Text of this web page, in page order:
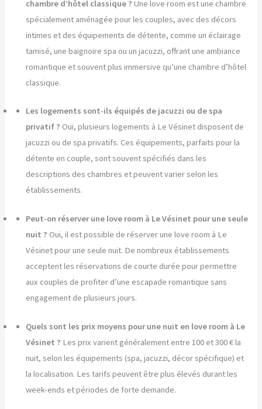
chambre d’hôtel classique ? Une love room est une chambre
spécialement aménagée pour les couples, avec des décors
intimes et des équipements de détente, comme un éclairage
tamisé, une baignoire spa ou un jacuzzi, offrant une ambiance
romantique et souvent plus immersive qu’une chambre d’hôtel
classique.
Les logements sont-ils équipés de jacuzzi ou de spa
privatif ? Oui, plusieurs logements à Le Vésinet disposent de
jacuzzi ou de spa privatifs. Ces équipements, parfaits pour la
détente en couple, sont souvent spécifiés dans les
descriptions des chambres et peuvent varier selon les
établissements.
Peut-on réserver une love room à Le Vésinet pour une seule
nuit ? Oui, il est possible de réserver une love room à Le
Vésinet pour une seule nuit. De nombreux établissements
acceptent les réservations de courte durée pour permettre
aux couples de profiter d’une escapade romantique sans
engagement de plusieurs jours.
Quels sont les prix moyens pour une nuit en love room à Le
Vésinet ? Les prix varient généralement entre 100 et 300 € la
nuit, selon les équipements (spa, jacuzzi, décor spécifique) et
la localisation. Les tarifs peuvent être plus élevés durant les
week-ends et périodes de forte demande.